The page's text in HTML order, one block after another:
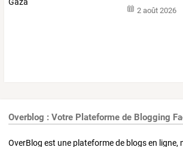
2 août 2026
Overblog : Votre Plateforme de Blogging
OverBlog est une plateforme de blogs en ligne,